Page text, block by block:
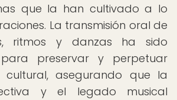
que la han cultivado a lo
La transmisión oral de
ritmos y danzas ha sido
preservar y perpetuar
cultural, asegurando que la
y el legado musical